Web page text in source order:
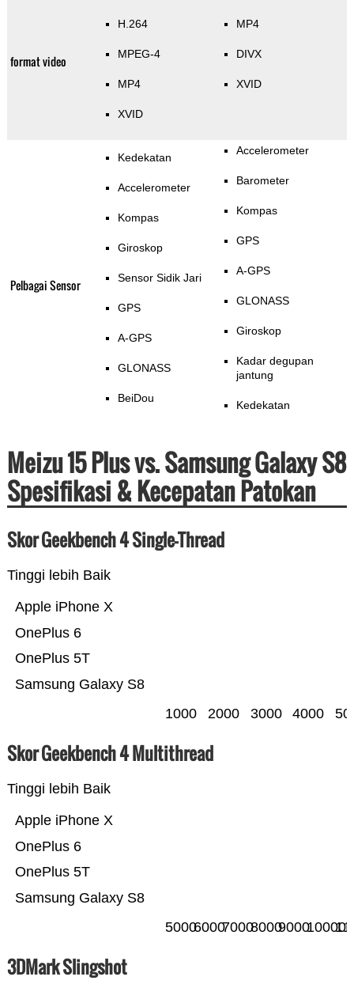
format video
H.264
MPEG-4
MP4
XVID
MP4
DIVX
XVID
Pelbagai Sensor
Kedekatan
Accelerometer
Kompas
Giroskop
Sensor Sidik Jari
GPS
A-GPS
GLONASS
BeiDou
Accelerometer
Barometer
Kompas
GPS
A-GPS
GLONASS
Giroskop
Kadar degupan
jantung
Kedekatan
Meizu 15 Plus vs. Samsung Galaxy S8
Spesifikasi & Kecepatan Patokan
Skor Geekbench 4 Single-Thread
Tinggi lebih Baik
Samsung Galaxy S8
OnePlus 5T
OnePlus 6
Apple iPhone X
1000 2000 3000 4000
Skor Geekbench 4 Multithread
Tinggi lebih Baik
Samsung Galaxy S8
OnePlus 5T
OnePlus 6
Apple iPhone X
5000600070008000900010000
3DMark Slingshot